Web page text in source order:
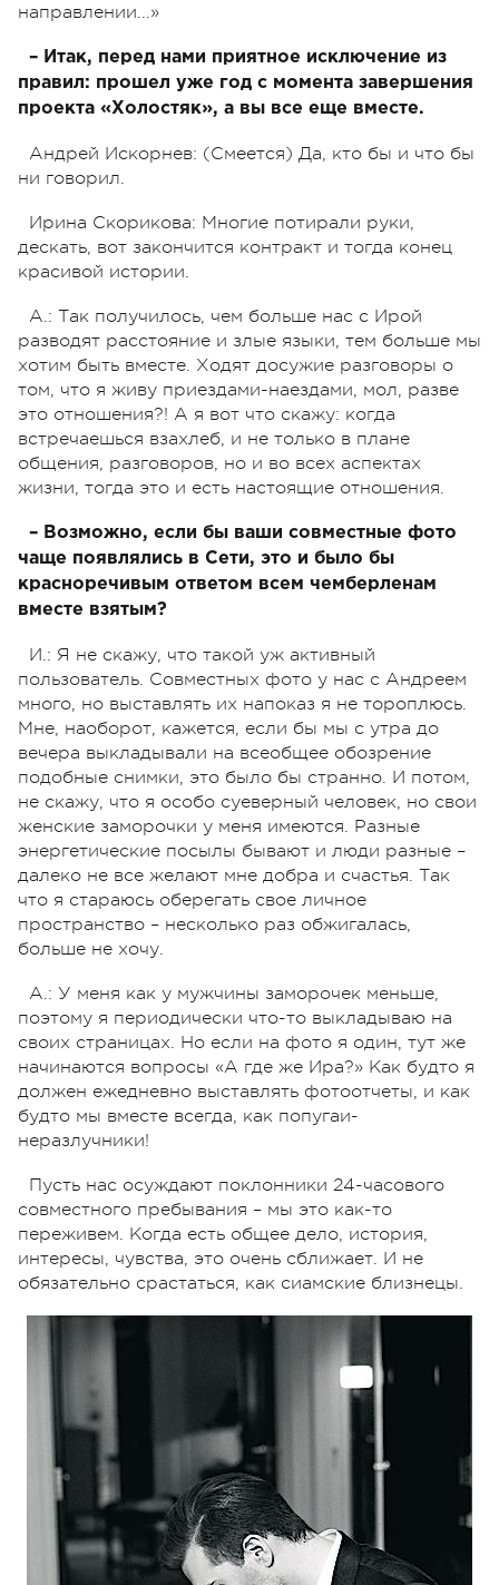
направлении...»
– Итак, перед нами приятное исключение из
правил: прошел уже год с момента завершения
проекта «Холостяк», а вы все еще вместе.
Андрей Искорнев: (Смеется) Да, кто бы и что бы
ни говорил.
Ирина Скорикова: Многие потирали руки,
дескать, вот закончится контракт и тогда конец
красивой истории.
А.: Так получилось, чем больше нас с Ирой
разводят расстояние и злые языки, тем больше мы
хотим быть вместе. Ходят досужие разговоры о
том, что я живу приездами-наездами, мол, разве
это отношения?! А я вот что скажу: когда
встречаешься взахлеб, и не только в плане
общения, разговоров, но и во всех аспектах
жизни, тогда это и есть настоящие отношения.
– Возможно, если бы ваши совместные фото
чаще появлялись в Сети, это и было бы
красноречивым ответом всем чемберленам
вместе взятым?
И.: Я не скажу, что такой уж активный
пользователь. Совместных фото у нас с Андреем
много, но выставлять их напоказ я не тороплюсь.
Мне, наоборот, кажется, если бы мы с утра до
вечера выкладывали на всеобщее обозрение
подобные снимки, это было бы странно. И потом,
не скажу, что я особо суеверный человек, но свои
женские заморочки у меня имеются. Разные
энергетические посылы бывают и люди разные –
далеко не все желают мне добра и счастья. Так
что я стараюсь оберегать свое личное
пространство – несколько раз обжигалась,
больше не хочу.
А.: У меня как у мужчины заморочек меньше,
поэтому я периодически что-то выкладываю на
своих страницах. Но если на фото я один, тут же
начинаются вопросы «А где же Ира?» Как будто я
должен ежедневно выставлять фотоотчеты, и как
будто мы вместе всегда, как попугаи-
неразлучники!
Пусть нас осуждают поклонники 24-часового
совместного пребывания – мы это как-то
переживем. Когда есть общее дело, история,
интересы, чувства, это очень сближает. И не
обязательно срастаться, как сиамские близнецы.